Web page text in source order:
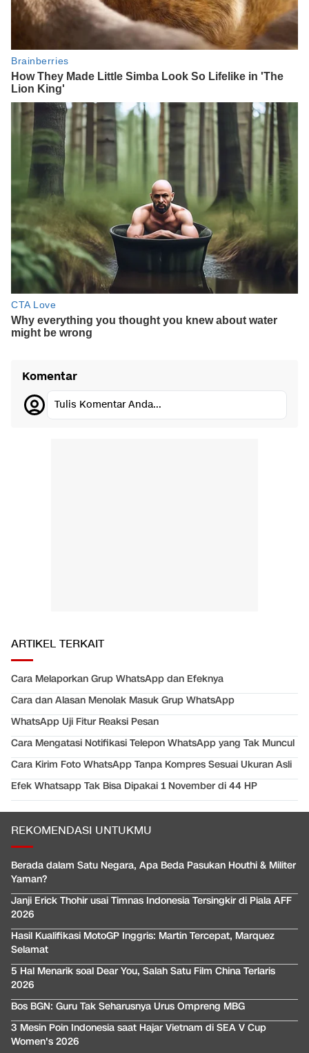
Komentar
Tulis Komentar Anda...
ARTIKEL TERKAIT
Cara Melaporkan Grup WhatsApp dan Efeknya
Cara dan Alasan Menolak Masuk Grup WhatsApp
WhatsApp Uji Fitur Reaksi Pesan
Cara Mengatasi Notifikasi Telepon WhatsApp yang Tak Muncul
Cara Kirim Foto WhatsApp Tanpa Kompres Sesuai Ukuran Asli
Efek Whatsapp Tak Bisa Dipakai 1 November di 44 HP
REKOMENDASI UNTUKMU
Berada dalam Satu Negara, Apa Beda Pasukan Houthi & Militer
Yaman?
Janji Erick Thohir usai Timnas Indonesia Tersingkir di Piala AFF
2026
Hasil Kualifikasi MotoGP Inggris: Martin Tercepat, Marquez
Selamat
5 Hal Menarik soal Dear You, Salah Satu Film China Terlaris
2026
Bos BGN: Guru Tak Seharusnya Urus Ompreng MBG
3 Mesin Poin Indonesia saat Hajar Vietnam di SEA V Cup
Women's 2026